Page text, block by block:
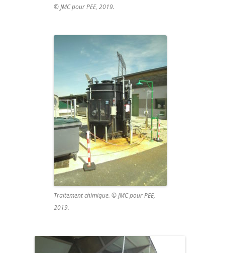
© JMC pour PEE, 2019.
Traitement chimique. © JMC pour PEE,
2019.